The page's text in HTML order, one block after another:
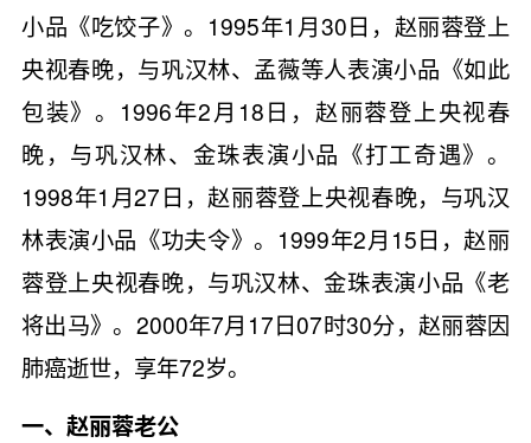
小品《吃饺子》。1995年1月30日，赵丽蓉登上
央视春晚，与巩汉林、孟薇等人表演小品《如此
包装》。1996年2月18日，赵丽蓉登上央视春
晚，与巩汉林、金珠表演小品《打工奇遇》。
1998年1月27日，赵丽蓉登上央视春晚，与巩汉
林表演小品《功夫令》。1999年2月15日，赵丽
蓉登上央视春晚，与巩汉林、金珠表演小品《老
将出马》。2000年7月17日07时30分，赵丽蓉因
肺癌逝世，享年72岁。
一、赵丽蓉老公